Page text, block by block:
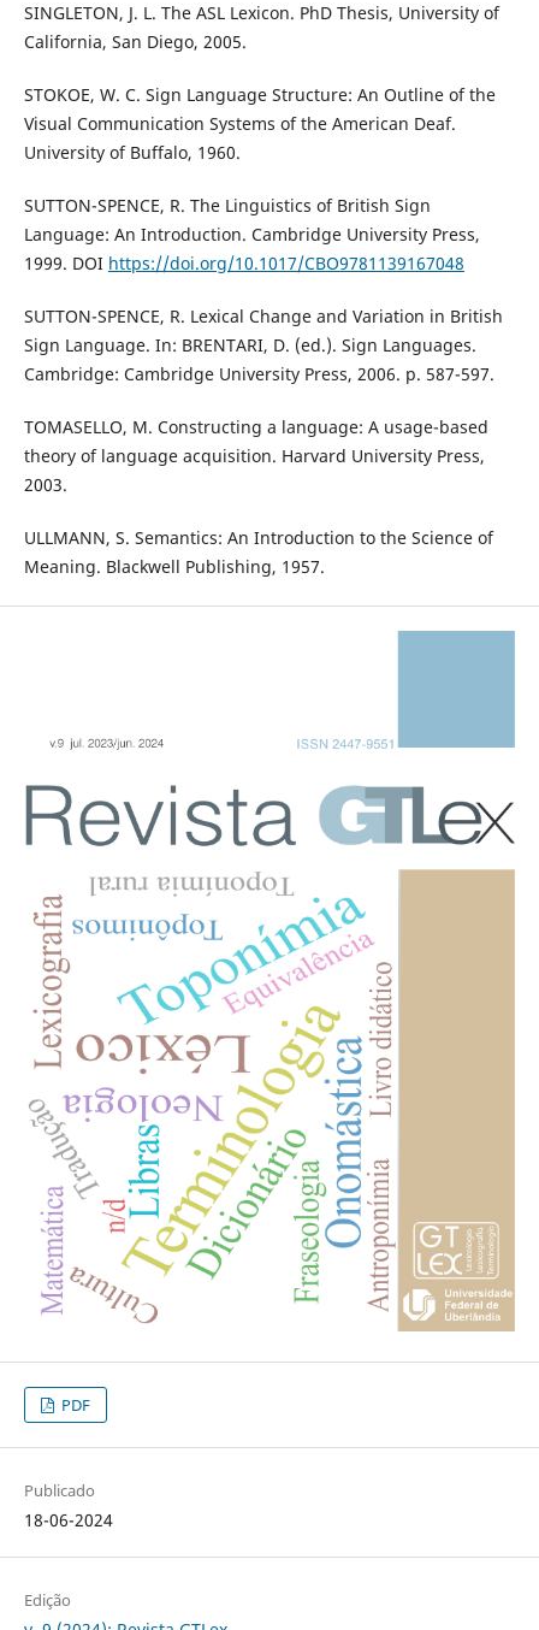
SINGLETON, J. L. The ASL Lexicon. PhD Thesis, University of
California, San Diego, 2005.
STOKOE, W. C. Sign Language Structure: An Outline of the
Visual Communication Systems of the American Deaf.
University of Buffalo, 1960.
SUTTON-SPENCE, R. The Linguistics of British Sign
Language: An Introduction. Cambridge University Press,
1999. DOI https://doi.org/10.1017/CBO9781139167048
SUTTON-SPENCE, R. Lexical Change and Variation in British
Sign Language. In: BRENTARI, D. (ed.). Sign Languages.
Cambridge: Cambridge University Press, 2006. p. 587-597.
TOMASELLO, M. Constructing a language: A usage-based
theory of language acquisition. Harvard University Press,
2003.
ULLMANN, S. Semantics: An Introduction to the Science of
Meaning. Blackwell Publishing, 1957.
PDF
Publicado
18-06-2024
Edição